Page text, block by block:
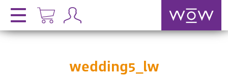
wedding5_lw